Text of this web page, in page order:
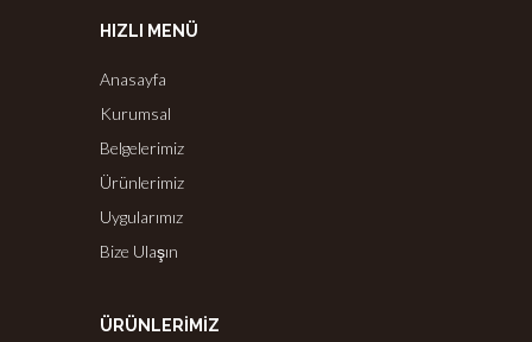
HIZLI MENÜ
Anasayfa
Kurumsal
Belgelerimiz
Ürünlerimiz
Uygularımız
Bize Ulaşın
ÜRÜNLERİMİZ